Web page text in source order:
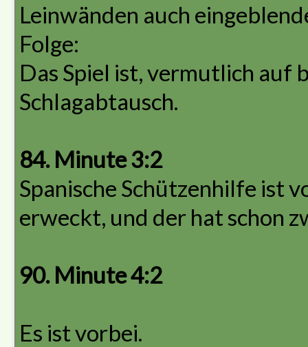
Leinwänden auch
Folge:
Das Spiel ist, vermutlich auf
Schlagabtausch.
84. Minute 3:2
Spanische Schützenhilfe ist
erweckt, und der hat schon
90. Minute 4:2
Es ist vorbei.